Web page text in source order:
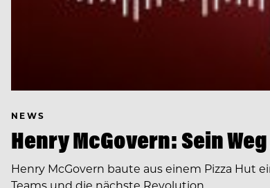
NEWS
Henry McGovern: Sein
Henry McGovern baute aus einem Pizza Hut
Teams und die nächste Revolution…